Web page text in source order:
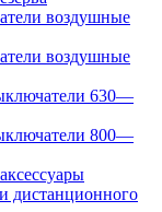
воздушные
воздушные
630—
800—
дистанционного